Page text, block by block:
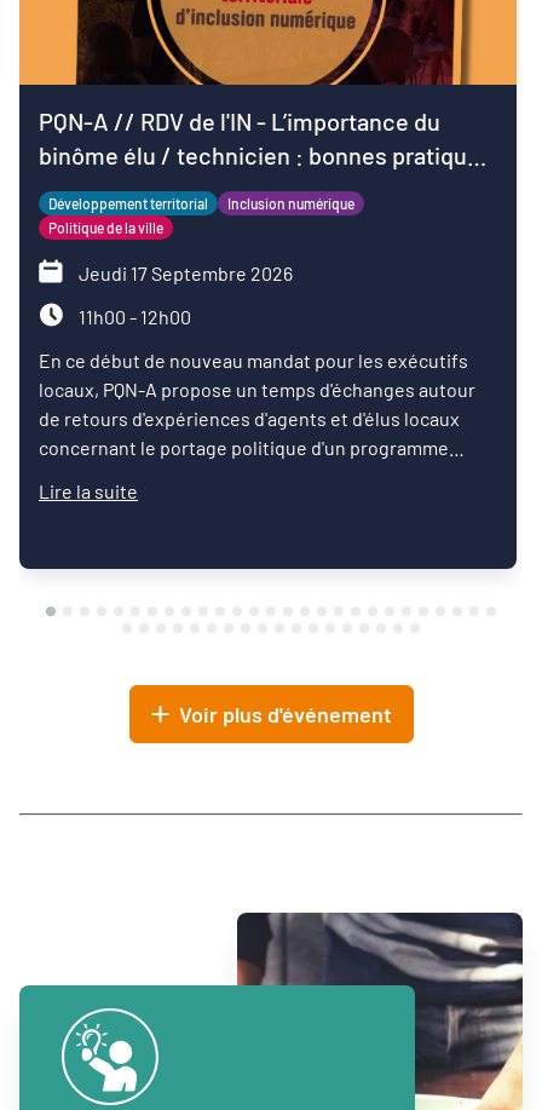
PQN-A // RDV de l'IN - L’importance du
binôme élu / technicien : bonnes pratiques
pour démarrer le mandat
Développement territorial
Inclusion numérique
Politique de la ville
Jeudi 17 Septembre 2026
11h00 - 12h00
En ce début de nouveau mandat pour les exécutifs
locaux, PQN-A propose un temps d'échanges autour
de retours d'expériences d'agents et d'élus locaux
concernant le portage politique d'un programme
Lire la suite
Voir plus d'événement